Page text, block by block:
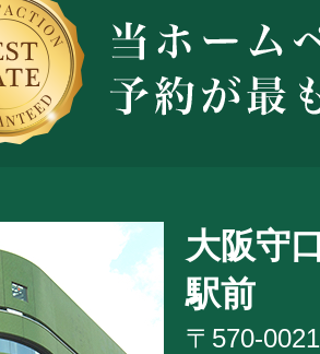
大阪守
駅前
〒570-0021